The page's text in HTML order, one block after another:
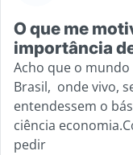
O que me
importância
Acho que o
Brasil, onde vivo,
entendessem o
ciência
pedir